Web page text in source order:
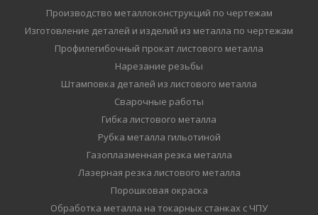
Производство металлоконструкций по чертежам
Изготовление деталей и изделий из металла по чертежам
Профилегибочный прокат листового металла
Нарезание резьбы
Штамповка деталей из листового металла
Сварочные работы
Гибка листового металла
Рубка металла гильотиной
Газоплазменная резка металла
Лазерная резка листового металла
Порошковая окраска
Обработка металла на токарных станках с ЧПУ